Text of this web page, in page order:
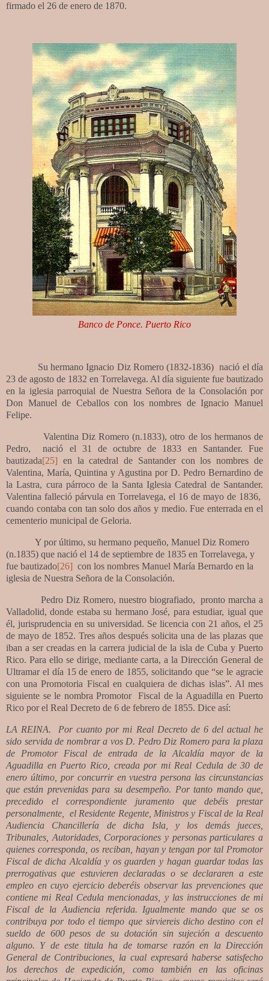
firmado el 26 de enero de 1870.
Banco de Ponce. Puerto Rico
Su hermano Ignacio Diz Romero (1832-1836) nació el día
23 de agosto de 1832 en Torrelavega. Al día siguiente fue bautizado
en la iglesia parroquial de Nuestra Señora de la Consolación por
Don Manuel de Ceballos con los nombres de Ignacio Manuel
Felipe.
Valentina Diz Romero (n.1833), otro de los hermanos de
Pedro,
nació el 31 de octubre de 1833 en Santander. Fue
bautizada[25] en la catedral de Santander con los nombres de
Valentina, María, Quintina y Agustina por D. Pedro Bernardino de
la Lastra, cura párroco de la Santa Iglesia Catedral de Santander.
Valentina falleció párvula en Torrelavega, el 16 de mayo de 1836,
cuando contaba con tan solo dos años y medio. Fue enterrada en el
cementerio municipal de Geloria.
Y por último, su hermano pequeño, Manuel Diz Romero
(n.1835) que nació el 14 de septiembre de 1835 en Torrelavega, y
fue bautizado[26] con los nombres Manuel María Bernardo en la
iglesia de Nuestra Señora de la Consolación.
Pedro Diz Romero, nuestro biografiado,
pronto marcha a
Valladolid, donde estaba su hermano José, para estudiar, igual que
él, jurisprudencia en su universidad. Se licencia con 21 años, el 25
de mayo de 1852. Tres años después solicita una de las plazas que
iban a ser creadas en la carrera judicial de la isla de Cuba y Puerto
Rico. Para ello se dirige, mediante carta, a la Dirección General de
Ultramar el día 15 de enero de 1855, solicitando que“se le agracie
con una Promotoria Fiscal en cualquiera de dichas islas”. Al mes
siguiente se le nombra Promotor
Fiscal de la Aguadilla en Puerto
Rico por el Real Decreto de 6 de febrero de 1855. Dice así:
LA REINA.
Por cuanto por mi Real Decreto de 6 del actual he
sido servida de nombrar a vos D. Pedro Diz Romero para la plaza
de Promotor Fiscal de entrada de la Alcaldía mayor de la
Aguadilla en Puerto Rico, creada por mi Real Cedula de 30 de
enero último, por concurrir en vuestra persona las circunstancias
que están prevenidas para su desempeño. Por tanto mando que,
precedido el correspondiente juramento que debéis prestar
personalmente,
el Residente Regente, Ministros y Fiscal de la Real
Audiencia Chancillería de dicha Isla, y los demás jueces,
Tribunales, Autoridades, Corporaciones y personas particulares a
quienes corresponda, os reciban, hayan y tengan por tal Promotor
Fiscal de dicha Alcaldía y os guarden y hagan guardar todas las
prerrogativas que estuvieren declaradas o se declararen a este
empleo en cuyo ejercicio deberéis observar las prevenciones que
contiene mi Real Cedula mencionadas, y las instrucciones de mi
Fiscal de la Audiencia referida. Igualmente mando que se os
contribuya por todo el tiempo que sirviereis dicho destino con el
sueldo de 600 pesos de su dotación sin sujeción a descuento
alguno. Y de este titula ha de tomarse razón en la Dirección
General de Contribuciones, la cual expresará haberse satisfecho
los derechos de expedición, como también en las oficinas